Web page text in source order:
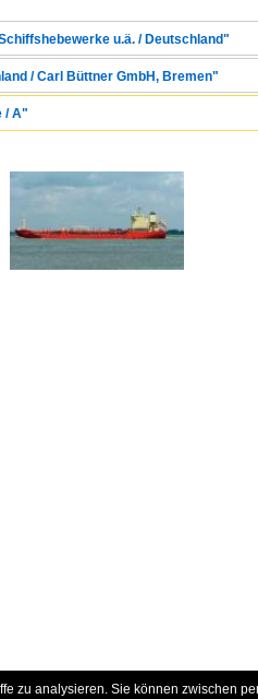
u.ä. / Deutschland"
/ Carl Büttner GmbH, Bremen"
/ A"
zu analysieren. Sie können zwischen